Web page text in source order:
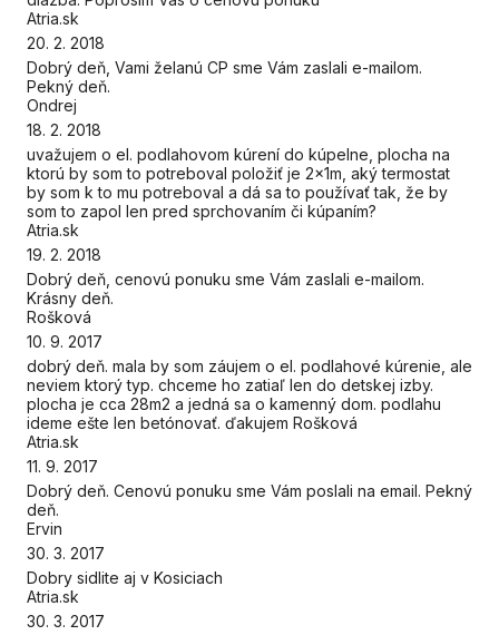
Atria.sk
20. 2. 2018
Dobrý deň, Vami želanú CP sme Vám zaslali e-mailom.
Pekný deň.
Ondrej
18. 2. 2018
uvažujem o el. podlahovom kúrení do kúpelne, plocha na
ktorú by som to potreboval položiť je 2x1m, aký termostat
by som k to mu potreboval a dá sa to používať tak, že by
som to zapol len pred sprchovaním či kúpaním?
Atria.sk
19. 2. 2018
Dobrý deň, cenovú ponuku sme Vám zaslali e-mailom.
Krásny deň.
Rošková
10. 9. 2017
dobrý deň. mala by som záujem o el. podlahové kúrenie, ale
neviem ktorý typ. chceme ho zatiaľ len do detskej izby.
plocha je cca 28m2 a jedná sa o kamenný dom. podlahu
ideme ešte len betónovať. ďakujem Rošková
Atria.sk
11. 9. 2017
Dobrý deň. Cenovú ponuku sme Vám poslali na email. Pekný
deň.
Ervin
30. 3. 2017
Dobry sidlite aj v Kosiciach
Atria.sk
30. 3. 2017